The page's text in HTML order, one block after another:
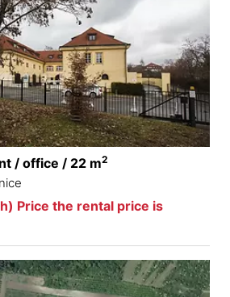
/ office / 22 m2
Price the rental price is